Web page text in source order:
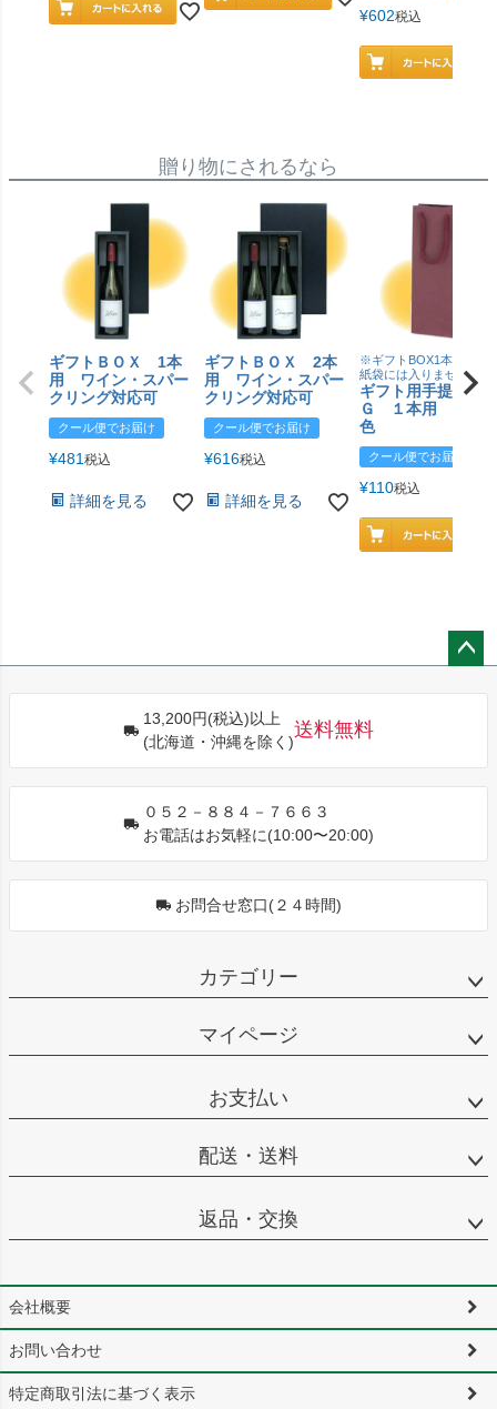
¥602税込
贈り物にされるなら
ギフトＢＯＸ 1本
用 ワイン・スパー
クリング対応可
クール便でお届け
¥481税込
詳細を見る
ギフトＢＯＸ 2本
用 ワイン・スパー
クリング対応可
クール便でお届け
¥616税込
詳細を見る
※ギフトBOX1本用はこ
紙袋には入りません
ギフト用手提げＢ
Ｇ １本用 エン
色
クール便でお届け
¥110税込
13,200円(税込)以上
(北海道・沖縄を除く)
送料無料
０５２－８８４－７６６３
お電話はお気軽に(10:00〜20:00)
お問合せ窓口(２４時間)
カテゴリー
マイページ
お支払い
配送・送料
返品・交換
会社概要
お問い合わせ
特定商取引法に基づく表示